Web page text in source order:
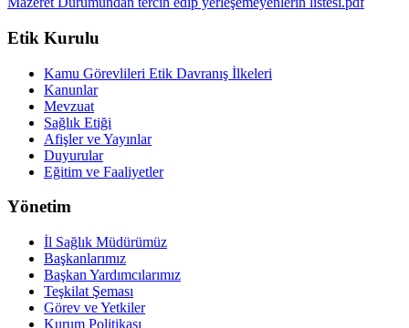
Etik Kurulu
Kamu Görevlileri Etik Davranış İlkeleri
Kanunlar
Mevzuat
Sağlık Etiği
Afişler ve Yayınlar
Duyurular
Eğitim ve Faaliyetler
Yönetim
İl Sağlık Müdürümüz
Başkanlarımız
Başkan Yardımcılarımız
Teşkilat Şeması
Görev ve Yetkiler
Kurum Politikası